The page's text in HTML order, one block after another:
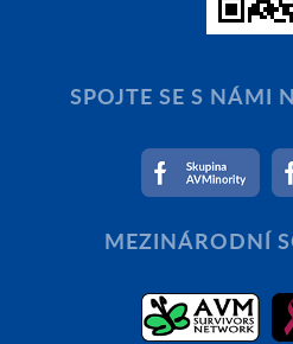
SPOJTE SE S NÁMI
MEZINÁRODNÍ